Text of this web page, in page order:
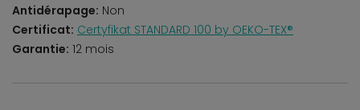
Antidérapage: Non
Certificat: Certyfikat STANDARD 100 by OEKO-TEX®
Garantie: 12 mois